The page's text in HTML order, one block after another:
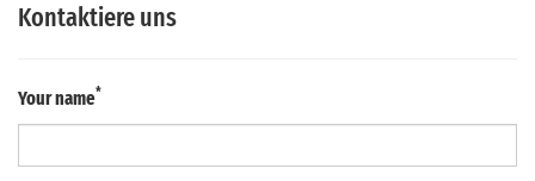
Kontaktiere uns
Your name*
EUR